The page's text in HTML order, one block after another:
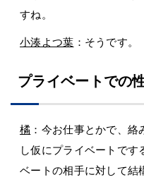
すね。
小湊よつ葉 ：そうです。
プライベートでの
橘 ：今お仕事とかで、
し仮にプライベートです
ベートの相手に対して結